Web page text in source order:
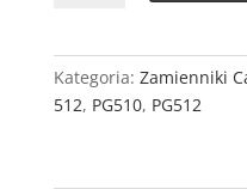
512XL
Kategoria: Zamienniki
512, PG510, PG512